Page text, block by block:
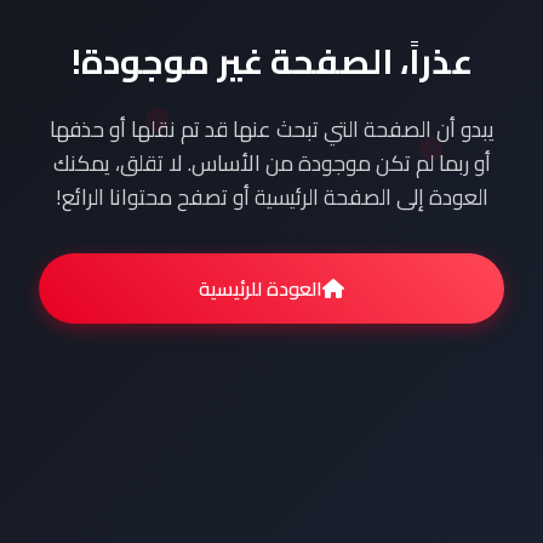
عذراً، الصفحة غير موجودة!
يبدو أن الصفحة التي تبحث عنها قد تم نقلها أو حذفها
أو ربما لم تكن موجودة من الأساس. لا تقلق، يمكنك
العودة إلى الصفحة الرئيسية أو تصفح محتوانا الرائع!
العودة للرئيسية